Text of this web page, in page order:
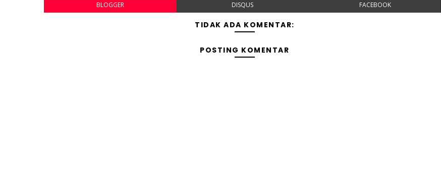
BLOGGER DISQUS FACEBOOK
TIDAK ADA KOMENTAR:
POSTING KOMENTAR